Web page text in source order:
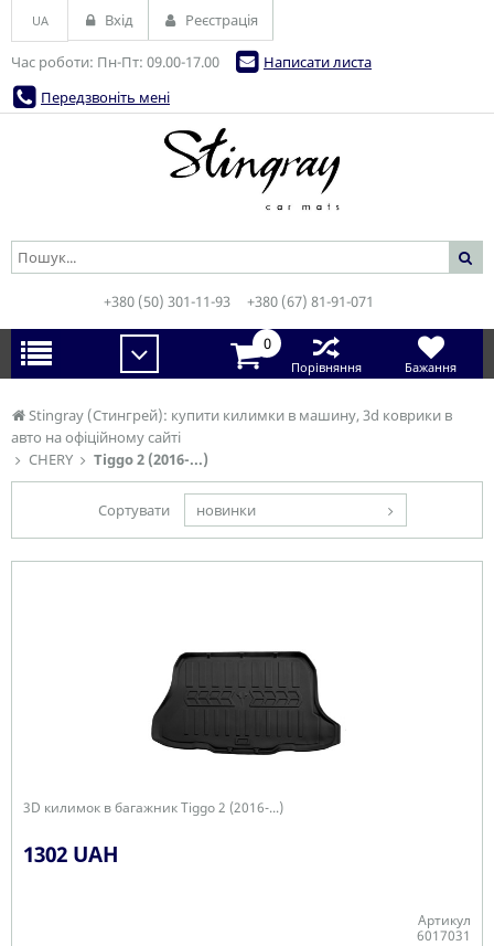
Stingray (Стингрей): купити килимки в машину, 3d коврики в
авто на офіційному сайті
CHERY
Tiggo 2 (2016-...)
Сортувати новинки
3D килимок в багажник Tiggo 2 (2016-...)
1302 UAH
Артикул
6017031
Час роботи: Пн-Пт: 09.00-17.00
Написати листа
Передзвоніть мені
UA Вхід Реєстрація
+380 (50) 301-11-93 +380 (67) 81-91-071
0
Порівняння Бажання